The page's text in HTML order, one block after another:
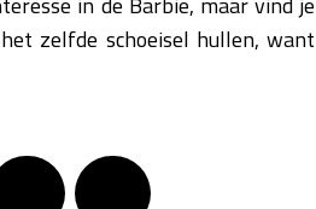
zelfde schoeisel hullen, want